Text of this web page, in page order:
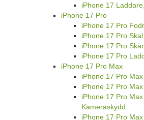
iPhone 17
iPhone 17 Pro
iPhone 17 Pro
iPhone 17 Pro Skal
iPhone 17 Pro
iPhone 17 Pro
iPhone 17 Pro Max
iPhone 17 Pro
iPhone 17 Pro
iPhone 17 Pro
Kameraskydd
iPhone 17 Pro